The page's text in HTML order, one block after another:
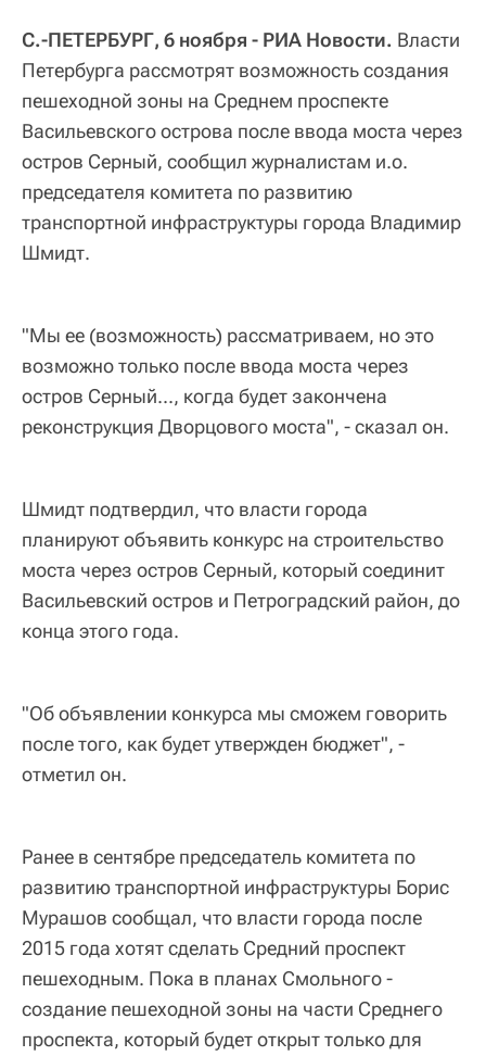
С.-ПЕТЕРБУРГ, 6 ноября - РИА Новости. Власти
Петербурга рассмотрят возможность создания
пешеходной зоны на Среднем проспекте
Васильевского острова после ввода моста через
остров Серный, сообщил журналистам и.о.
председателя комитета по развитию
транспортной инфраструктуры города Владимир
Шмидт.
"Мы ее (возможность) рассматриваем, но это
возможно только после ввода моста через
остров Серный..., когда будет закончена
реконструкция Дворцового моста", - сказал он.
Шмидт подтвердил, что власти города
планируют объявить конкурс на строительство
моста через остров Серный, который соединит
Васильевский остров и Петроградский район, до
конца этого года.
"Об объявлении конкурса мы сможем говорить
после того, как будет утвержден бюджет", -
отметил он.
Ранее в сентябре председатель комитета по
развитию транспортной инфраструктуры Борис
Мурашов сообщал, что власти города после
2015 года хотят сделать Средний проспект
пешеходным. Пока в планах Смольного -
создание пешеходной зоны на части Среднего
проспекта, который будет открыт только для